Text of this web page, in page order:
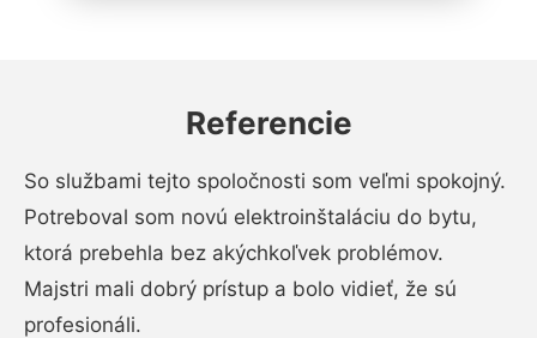
Referencie
So službami tejto spoločnosti som veľmi spokojný.
Potreboval som novú elektroinštaláciu do bytu,
ktorá prebehla bez akýchkoľvek problémov.
Majstri mali dobrý prístup a bolo vidieť, že sú
profesionáli.